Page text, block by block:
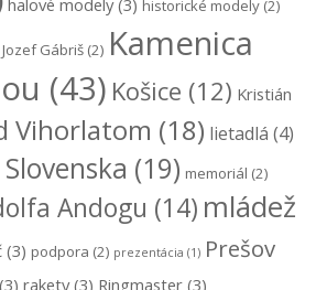
historické modely (2)
Jozef Gábriš (2) Kamenica
(43) Košice (12) Kristián
Vihorlatom (18) lietadlá (4)
(19) memoriál (2)
Andogu (14) mládež
(3) podpora (2) prezentácia (1) Prešov
rakety(3) Ringmaster (3)